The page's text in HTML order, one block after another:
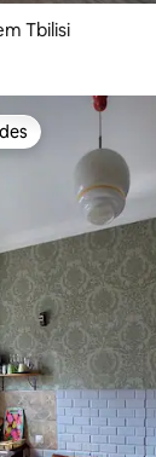
Tbilisi